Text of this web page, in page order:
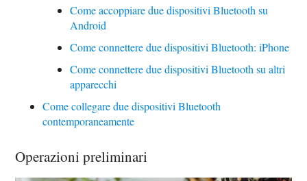
Come accoppiare due dispositivi Bluetooth su
Android
Come connettere due dispositivi Bluetooth: iPhone
Come connettere due dispositivi Bluetooth su altri
apparecchi
Come collegare due dispositivi Bluetooth
contemporaneamente
Operazioni preliminari